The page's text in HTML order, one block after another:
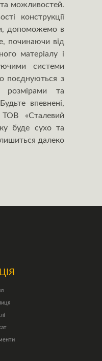
можливостей.
конструкції
допоможемо в
починаючи від
матеріалу і
системи
поєднуються з
розмірами та
впевнені,
«Сталевий
буде сухо та
далеко